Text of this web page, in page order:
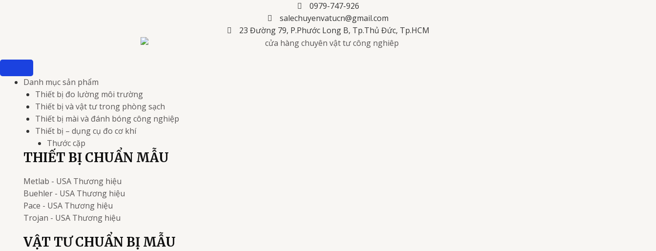
0979-747-926
salechuyenvatucn@gmail.com
23 Đường 79, P.Phước Long B, Tp.Thủ Đức, Tp.HCM
Danh mục sản phẩm
Thiết bị đo lường môi trường
Thiết bị và vật tư trong phòng sạch
Thiết bị mài và đánh bóng công nghiệp
Thiết bị – dụng cụ đo cơ khí
Thước cặp
THIẾT BỊ CHUẨN MẪU
Metlab - USA Thương hiệu
Buehler - USA Thương hiệu
Pace - USA Thương hiệu
Trojan - USA Thương hiệu
VẬT TƯ CHUẨN BỊ MẪU